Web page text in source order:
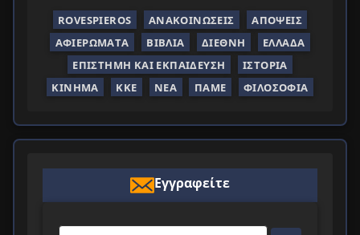
ROVESPIEROS ΑΝΑΚΟΙΝΏΣΕΙΣ
ΑΠΌΨΕΙΣ
ΑΦΙΕΡΏΜΑΤΑ
ΒΙΒΛΊΑ ΔΙΕΘΝΉ
ΕΛΛΆΔΑ
ΕΠΙΣΤΉΜΗ ΚΑΙ ΕΚΠΑΊΔΕΥΣΗ
ΙΣΤΟΡΊΑ
ΚΊΝΗΜΑ
ΚΚΕ ΝΈΑ ΠΑΜΕ ΦΙΛΟΣΟΦΊΑ
Εγγραφείτε